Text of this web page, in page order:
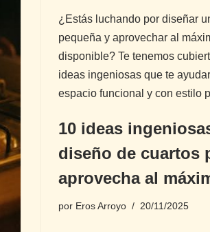
¿Estás luchando por diseñar
pequeña y aprovechar al
disponible? Te tenemos
ideas ingeniosas que te
espacio funcional y con estilo
10 ideas
diseño de cuartos
aprovecha al
por Eros Arroyo 20/11/2025